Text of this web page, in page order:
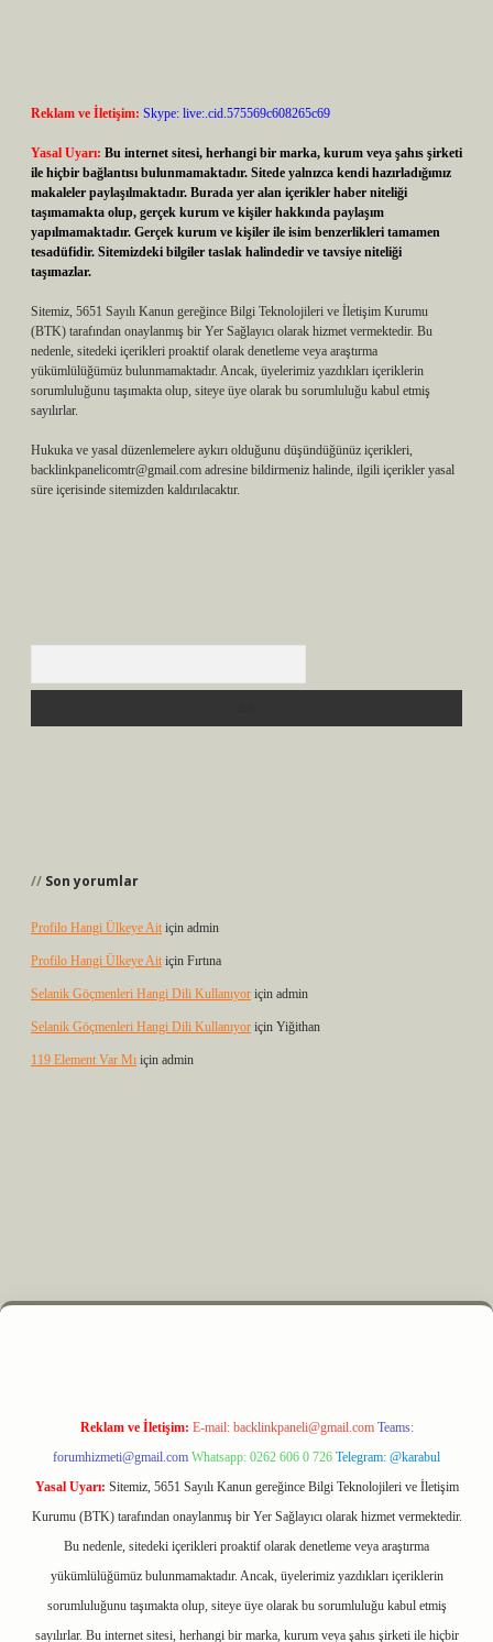
Reklam ve İletişim: Skype: live:.cid.575569c608265c69
Yasal Uyarı: Bu internet sitesi, herhangi bir marka, kurum veya şahıs şirketi
ile hiçbir bağlantısı bulunmamaktadır. Sitede yalnızca kendi hazırladığımız
makaleler paylaşılmaktadır. Burada yer alan içerikler haber niteliği
taşımamakta olup, gerçek kurum ve kişiler hakkında paylaşım
yapılmamaktadır. Gerçek kurum ve kişiler ile isim benzerlikleri tamamen
tesadüfidir. Sitemizdeki bilgiler taslak halindedir ve tavsiye niteliği
taşımazlar.
Sitemiz, 5651 Sayılı Kanun gereğince Bilgi Teknolojileri ve İletişim Kurumu
(BTK) tarafından onaylanmış bir Yer Sağlayıcı olarak hizmet vermektedir. Bu
nedenle, sitedeki içerikleri proaktif olarak denetleme veya araştırma
yükümlülüğümüz bulunmamaktadır. Ancak, üyelerimiz yazdıkları içeriklerin
sorumluluğunu taşımakta olup, siteye üye olarak bu sorumluluğu kabul etmiş
sayılırlar.
Hukuka ve yasal düzenlemelere aykırı olduğunu düşündüğünüz içerikleri,
backlinkpanelicomtr@gmail.com adresine bildirmeniz halinde, ilgili içerikler yasal
süre içerisinde sitemizden kaldırılacaktır.
Son yorumlar
Profilo Hangi Ülkeye Ait için admin
Profilo Hangi Ülkeye Ait için Fırtına
Selanik Göçmenleri Hangi Dili Kullanıyor için admin
Selanik Göçmenleri Hangi Dili Kullanıyor için Yiğithan
119 Element Var Mı için admin
elexbet
Reklam ve İletişim: E-mail: backlinkpaneli@gmail.com Teams:
forumhizmeti@gmail.com Whatsapp: 0262 606 0 726 Telegram: @karabul
Yasal Uyarı: Sitemiz, 5651 Sayılı Kanun gereğince Bilgi Teknolojileri ve İletişim
Kurumu (BTK) tarafından onaylanmış bir Yer Sağlayıcı olarak hizmet vermektedir.
Bu nedenle, sitedeki içerikleri proaktif olarak denetleme veya araştırma
yükümlülüğümüz bulunmamaktadır. Ancak, üyelerimiz yazdıkları içeriklerin
sorumluluğunu taşımakta olup, siteye üye olarak bu sorumluluğu kabul etmiş
sayılırlar. Bu internet sitesi, herhangi bir marka, kurum veya şahıs şirketi ile hiçbir